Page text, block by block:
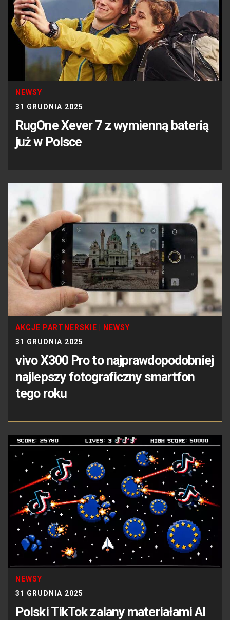
NEWSY
31 GRUDNIA 2025
RugOne Xever 7 z wymienną baterią
już w Polsce
AKCJE PARTNERSKIE
NEWSY
31 GRUDNIA 2025
vivo X300 Pro to najprawdopodobniej
najlepszy fotograficzny smartfon
tego roku
NEWSY
31 GRUDNIA 2025
Polski TikTok zalany materiałami AI